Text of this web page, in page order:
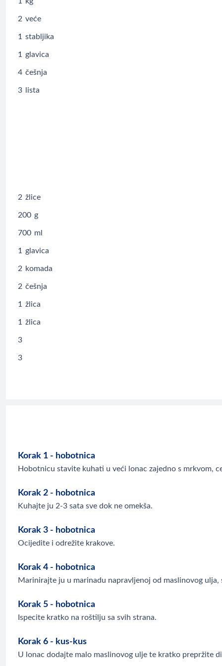
2 veće
1 stabljika
1 glavica
4 češnja
3 lista
2 žlice
200 g
700 ml
1 glavica
2 komada
2 češnja
1 žlica
1 žlica
3
3
Korak 1 - hobotnica
Hobotnicu stavite kuhati u veći lonac zajedno s mrkvom,
Korak 2 - hobotnica
Kuhajte ju 2-3 sata sve dok ne omekša.
Korak 3 - hobotnica
Ocijedite i odrežite krakove.
Korak 4 - hobotnica
Marinirajte ju u marinadu napravljenoj od maslinovog
Korak 5 - hobotnica
Ispecite kratko na roštilju sa svih strana.
Korak 6 - kus-kus
U lonac dodajte malo maslinovog ulje te kratko prepržite